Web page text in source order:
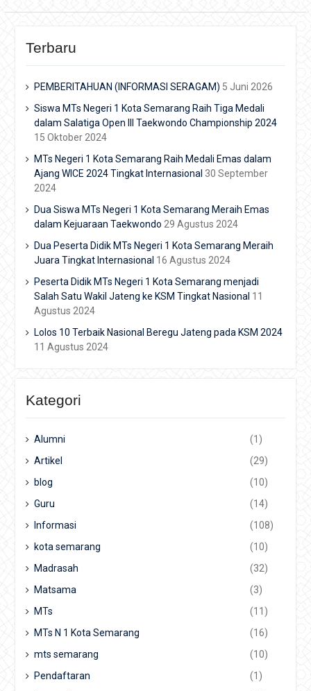
Terbaru
PEMBERITAHUAN (INFORMASI SERAGAM) 5 Juni 2026
Siswa MTs Negeri 1 Kota Semarang Raih Tiga Medali
dalam Salatiga Open III Taekwondo Championship 2024
15 Oktober 2024
MTs Negeri 1 Kota Semarang Raih Medali Emas dalam
Ajang WICE 2024 Tingkat Internasional 30 September
2024
Dua Siswa MTs Negeri 1 Kota Semarang Meraih Emas
dalam Kejuaraan Taekwondo 29 Agustus 2024
Dua Peserta Didik MTs Negeri 1 Kota Semarang Meraih
Juara Tingkat Internasional 16 Agustus 2024
Peserta Didik MTs Negeri 1 Kota Semarang menjadi
Salah Satu Wakil Jateng ke KSM Tingkat Nasional 11
Agustus 2024
Lolos 10 Terbaik Nasional Beregu Jateng pada KSM 2024
11 Agustus 2024
Kategori
Alumni
(1)
Artikel
(29)
blog
(10)
Guru
(14)
Informasi
(108)
kota semarang
(10)
Madrasah
(32)
Matsama
(3)
MTs
(11)
MTs N 1 Kota Semarang
(16)
mts semarang
(10)
Pendaftaran
(1)